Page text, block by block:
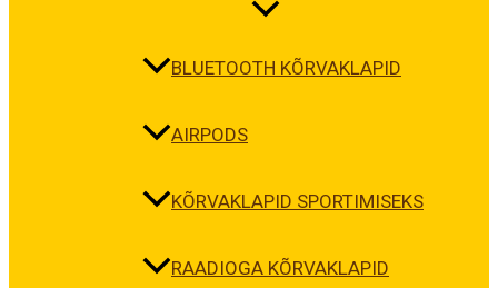
BLUETOOTH KÕRVAKLAPID
AIRPODS
KÕRVAKLAPID SPORTIMISEKS
RAADIOGA KÕRVAKLAPID